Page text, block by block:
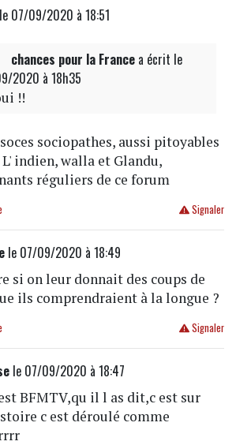
07/09/2020 à 18:51
chances pour la Francea écrit le
2020 à 18h35
!!
sociopathes, aussi pitoyables
L' indien, walla et Glandu,
réguliers de ce forum
Signaler
le 07/09/2020 à 18:49
si on leur donnait des coups de
ils comprendraient à la longue ?
Signaler
le 07/09/2020 à 18:47
BFMTV,qu il l as dit,c est sur
c est déroulé comme